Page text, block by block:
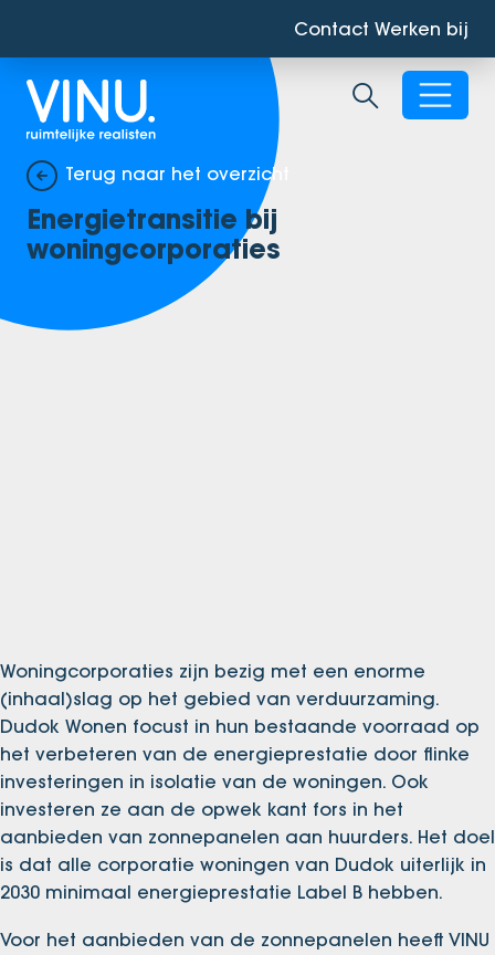
Contact Werken bij
Zoekbalk
Terug naar het overzicht
Energietransitie bij
woningcorporaties
Woningcorporaties zijn bezig met een enorme
(inhaal)slag op het gebied van verduurzaming.
Dudok Wonen focust in hun bestaande voorraad op
het verbeteren van de energieprestatie door flinke
investeringen in isolatie van de woningen. Ook
investeren ze aan de opwek kant fors in het
aanbieden van zonnepanelen aan huurders. Het doel
is dat alle corporatie woningen van Dudok uiterlijk in
2030 minimaal energieprestatie Label B hebben.​
Voor het aanbieden van de zonnepanelen heeft VINU